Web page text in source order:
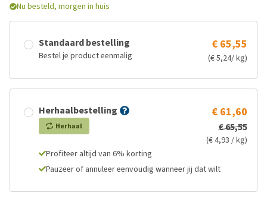
Nu besteld, morgen in huis
Standaard bestelling
Bestel je product eenmalig
€ 65,55
(€ 5,24/ kg)
Herhaalbestelling
Herhaal
€ 61,60
€ 65,55
(€ 4,93 / kg)
Profiteer altijd van 6% korting
Pauzeer of annuleer eenvoudig wanneer jij dat wilt